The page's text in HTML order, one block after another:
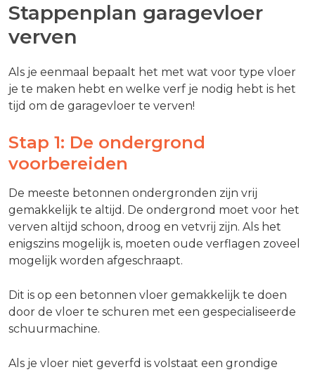
Stappenplan garagevloer
verven
Als je eenmaal bepaalt het met wat voor type vloer
je te maken hebt en welke verf je nodig hebt is het
tijd om de garagevloer te verven!
Stap 1: De ondergrond
voorbereiden
De meeste betonnen ondergronden zijn vrij
gemakkelijk te altijd. De ondergrond moet voor het
verven altijd schoon, droog en vetvrij zijn. Als het
enigszins mogelijk is, moeten oude verflagen zoveel
mogelijk worden afgeschraapt.
Dit is op een betonnen vloer gemakkelijk te doen
door de vloer te schuren met een gespecialiseerde
schuurmachine.
Als je vloer niet geverfd is volstaat een grondige